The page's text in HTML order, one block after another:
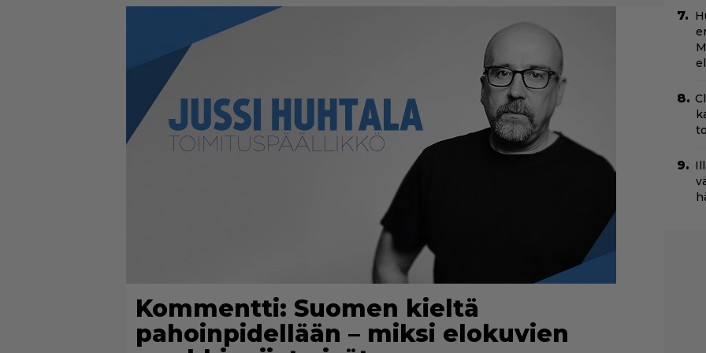
Kommentti: Suomen kieltä
pahoinpidellään – miksi elokuvien